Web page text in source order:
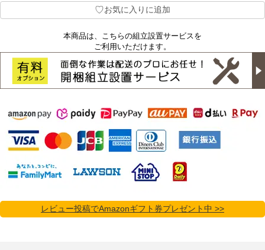
♡お気に入りに追加
本商品は、こちらの組立設置サービスを
ご利用いただけます。
レビュー投稿でAmazonギフト券プレゼント中 >>